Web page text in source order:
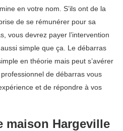
en votre nom. S’ils ont de la
de se rémunérer pour sa
vous devrez payer l’intervention
simple que ça. Le débarras
en théorie mais peut s’avérer
de débarras vous
et de répondre à vos
maison Hargeville